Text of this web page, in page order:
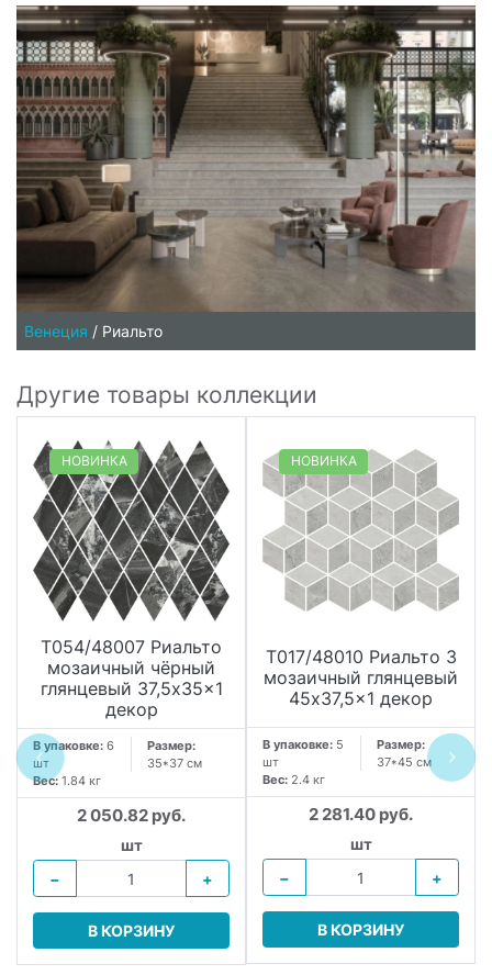
Венеция / Риальто
Другие товары коллекции
НОВИНКА
T054/48007 Риальто
мозаичный чёрный
глянцевый 37,5x35x1
декор
В упаковке: 6
шт
Размер:
35*37 см
Вес: 1.84 кг
2 050.82 руб.
шт
−
+
В КОРЗИНУ
НОВИНКА
T017/48010 Риальто 3
мозаичный глянцевый
45x37,5x1 декор
В упаковке: 5
шт
Размер:
37*45 см
Вес: 2.4 кг
2 281.40 руб.
шт
−
+
В КОРЗИНУ